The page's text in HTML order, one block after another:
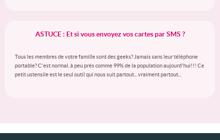
ASTUCE : Et si vous envoyez vos cartes par SMS ?
Tous les membres de votre famille sont des geeks? Jamais sans leur téléphone
portable? C'est normal, à peu près comme 99% de la population aujourd'hui!!! Ce
petit ustensile est le seul outil qui nous suit partout... vraiment partout...